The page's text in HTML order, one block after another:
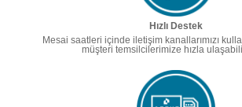
Hızlı Destek
Mesai saatleri içinde iletişim kanallarımızı
müşteri temsilcilerimize hızla